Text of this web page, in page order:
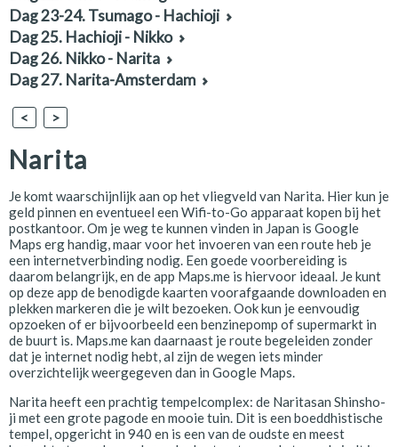
< >
Narita
Je komt waarschijnlijk aan op het vliegveld van Narita. Hier kun je
geld pinnen en eventueel een Wifi-to-Go apparaat kopen bij het
postkantoor. Om je weg te kunnen vinden in Japan is Google
Maps erg handig, maar voor het invoeren van een route heb je
een internetverbinding nodig. Een goede voorbereiding is
daarom belangrijk, en de app Maps.me is hiervoor ideaal. Je kunt
op deze app de benodigde kaarten voorafgaande downloaden en
plekken markeren die je wilt bezoeken. Ook kun je eenvoudig
opzoeken of er bijvoorbeeld een benzinepomp of supermarkt in
de buurt is. Maps.me kan daarnaast je route begeleiden zonder
dat je internet nodig hebt, al zijn de wegen iets minder
overzichtelijk weergegeven dan in Google Maps.
Narita heeft een prachtig tempelcomplex: de Naritasan Shinsho-
ji met een grote pagode en mooie tuin. Dit is een boeddhistische
tempel, opgericht in 940 en is een van de oudste en meest
Dag 23-24. Tsumago - Hachioji
Dag 25. Hachioji - Nikko
Dag 26. Nikko - Narita
Dag 27. Narita-Amsterdam